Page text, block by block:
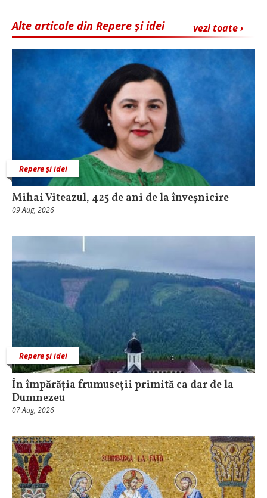
vezi toate ›
Alte articole din Repere și idei
Repere și idei
Mihai Viteazul, 425 de ani de la înveșnicire
09 Aug, 2026
Repere și idei
În împărăția frumuseții primită ca dar de la
Dumnezeu
07 Aug, 2026